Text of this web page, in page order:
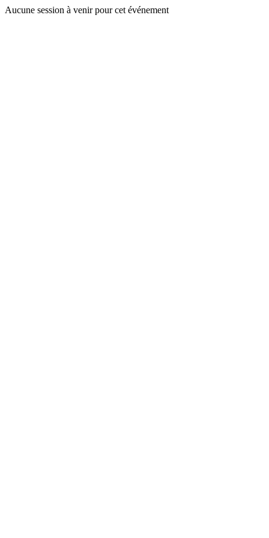
Aucune session à venir pour cet événement